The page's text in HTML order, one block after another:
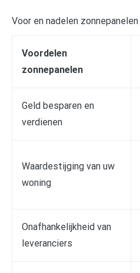
Voor en nadelen zonnepanelen
Voordelen
zonnepanelen
Geld besparen en
verdienen
Waardestijging van uw
woning
Onafhankelijkheid van
leveranciers